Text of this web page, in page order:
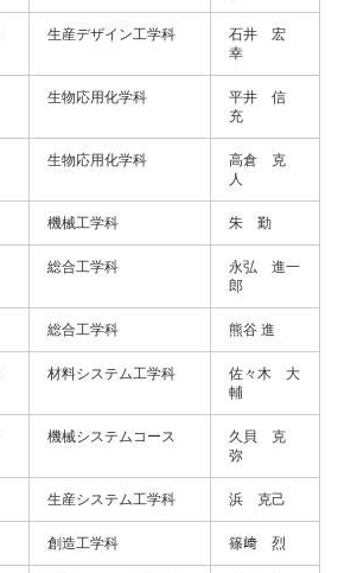
生産デザイン工学科
石井 宏
幸
生物応用化学科
平井 信
充
生物応用化学科
高倉 克
人
機械工学科 朱 勤
総合工学科
永弘 進一
郎
総合工学科 熊谷 進
材料システム工学科
佐々木 大
輔
機械システムコース
久貝 克
弥
生産システム工学科 浜 克己
創造工学科 篠﨑 烈